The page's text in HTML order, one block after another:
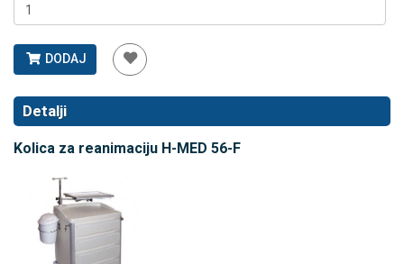
DODAJ
Detalji
Kolica za reanimaciju H-MED 56-F